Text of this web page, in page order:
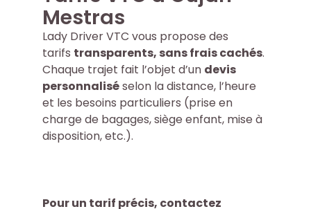
Mestras
Lady Driver VTC vous propose des
tarifs transparents, sans frais cachés.
Chaque trajet fait l’objet d’un devis
personnaliséselon la distance, l’heure
et les besoins particuliers (prise en
charge de bagages, siège enfant, mise à
disposition, etc.).
Pour un tarif précis, contactez